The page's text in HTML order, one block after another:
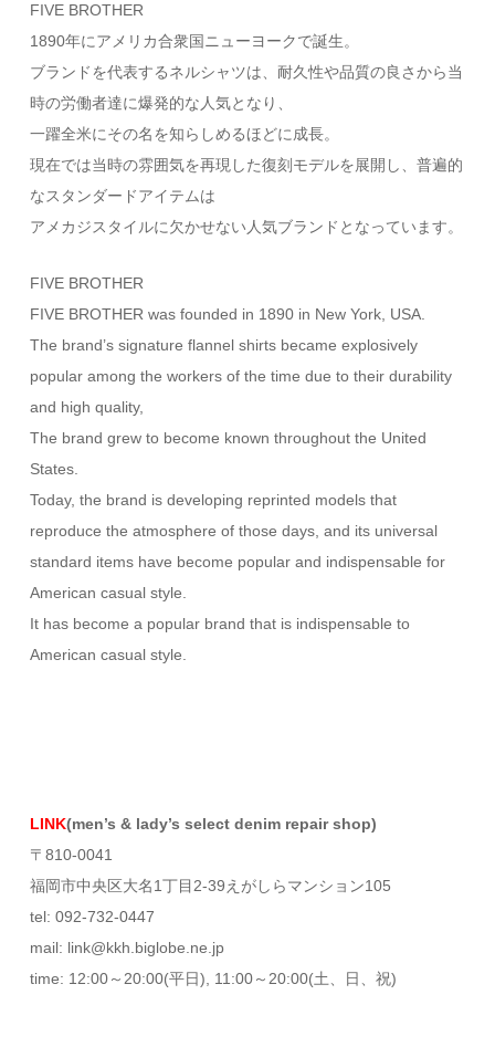
FIVE BROTHER
1890年にアメリカ合衆国ニューヨークで誕生。
ブランドを代表するネルシャツは、耐久性や品質の良さから当
時の労働者達に爆発的な人気となり、
一躍全米にその名を知らしめるほどに成長。
現在では当時の雰囲気を再現した復刻モデルを展開し、普遍的
なスタンダードアイテムは
アメカジスタイルに欠かせない人気ブランドとなっています。
FIVE BROTHER
FIVE BROTHER was founded in 1890 in New York, USA.
The brand’s signature flannel shirts became explosively
popular among the workers of the time due to their durability
and high quality,
The brand grew to become known throughout the United
States.
Today, the brand is developing reprinted models that
reproduce the atmosphere of those days, and its universal
standard items have become popular and indispensable for
American casual style.
It has become a popular brand that is indispensable to
American casual style.
LINK(men’s & lady’s select denim repair shop)
〒810-0041
福岡市中央区大名1丁目2-39えがしらマンション105
tel: 092-732-0447
mail: link@kkh.biglobe.ne.jp
time: 12:00～20:00(平日), 11:00～20:00(土、日、祝)